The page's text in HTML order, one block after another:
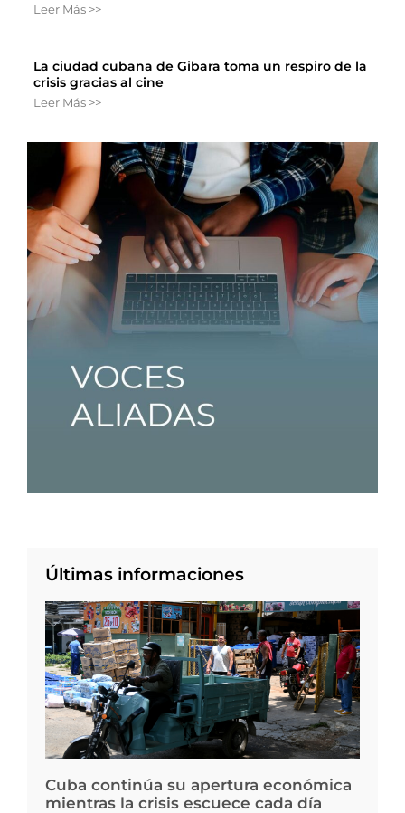
Leer Más >>
La ciudad cubana de Gibara toma un respiro de la
crisis gracias al cine
Leer Más >>
Últimas informaciones
Cuba continúa su apertura económica
mientras la crisis escuece cada día